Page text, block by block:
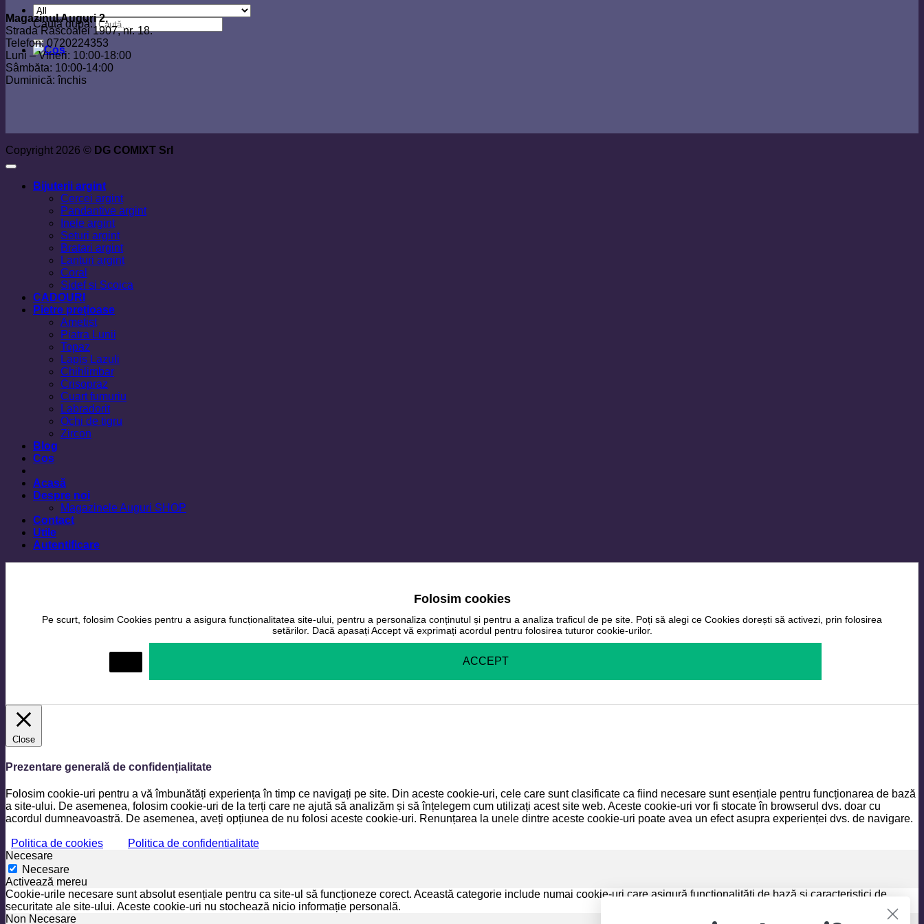
Caută după:
Magazinul Auguri 2,
Strada Răscoalei 1907, nr. 18.
Telefon: 0720224353
Luni – Vineri: 10:00-18:00
Sâmbăta: 10:00-14:00
Duminică: închis
Copyright 2026 © DG COMIXT Srl
Bijuterii argint
Cercei argint
Pandantive argint
Inele argint
Seturi argint
Bratari argint
Lanturi argint
Coral
Sidef si Scoica
CADOURI
Pietre prețioase
Ametist
Piatra Lunii
Topaz
Lapis Lazuli
Chihlimbar
Crisopraz
Cuart fumuriu
Labradorit
Ochi de tigru
Zircon
Blog
Cos
Acasă
Despre noi
Magazinele Auguri SHOP
Contact
Utile
Autentificare
Folosim cookies
Pe scurt, folosim Cookies pentru a asigura funcționalitatea site-ului, pentru a personaliza conținutul și pentru a analiza traficul de pe site. Poți să alegi ce Cookies dorești să activezi, prin folosirea
setărilor. Dacă apasați Accept vă exprimați acordul pentru folosirea tuturor cookie-urilor.
ACCEPT
Close
Prezentare generală de confidențialitate
Folosim cookie-uri pentru a vă îmbunătăți experiența în timp ce navigați pe site. Din aceste cookie-uri, cele care sunt clasificate ca fiind necesare sunt esențiale pentru funcționarea de bază
a site-ului. De asemenea, folosim cookie-uri de la terți care ne ajută să analizăm și să înțelegem cum utilizați acest site web. Aceste cookie-uri vor fi stocate în browserul dvs. doar cu
acordul dumneavoastră. De asemenea, aveți opțiunea de nu folosi aceste cookie-uri. Renunțarea la unele dintre aceste cookie-uri poate avea un efect asupra experienței dvs. de navigare.
Politica de cookies
Politica de confidentialitate
Necesare
Necesare
Activează mereu
Cookie-urile necesare sunt absolut esențiale pentru ca site-ul să funcționeze corect. Această categorie include numai cookie-uri care asigură funcționalități de bază și caracteristici de
securitate ale site-ului. Aceste cookie-uri nu stochează nicio informație personală.
Non Necesare